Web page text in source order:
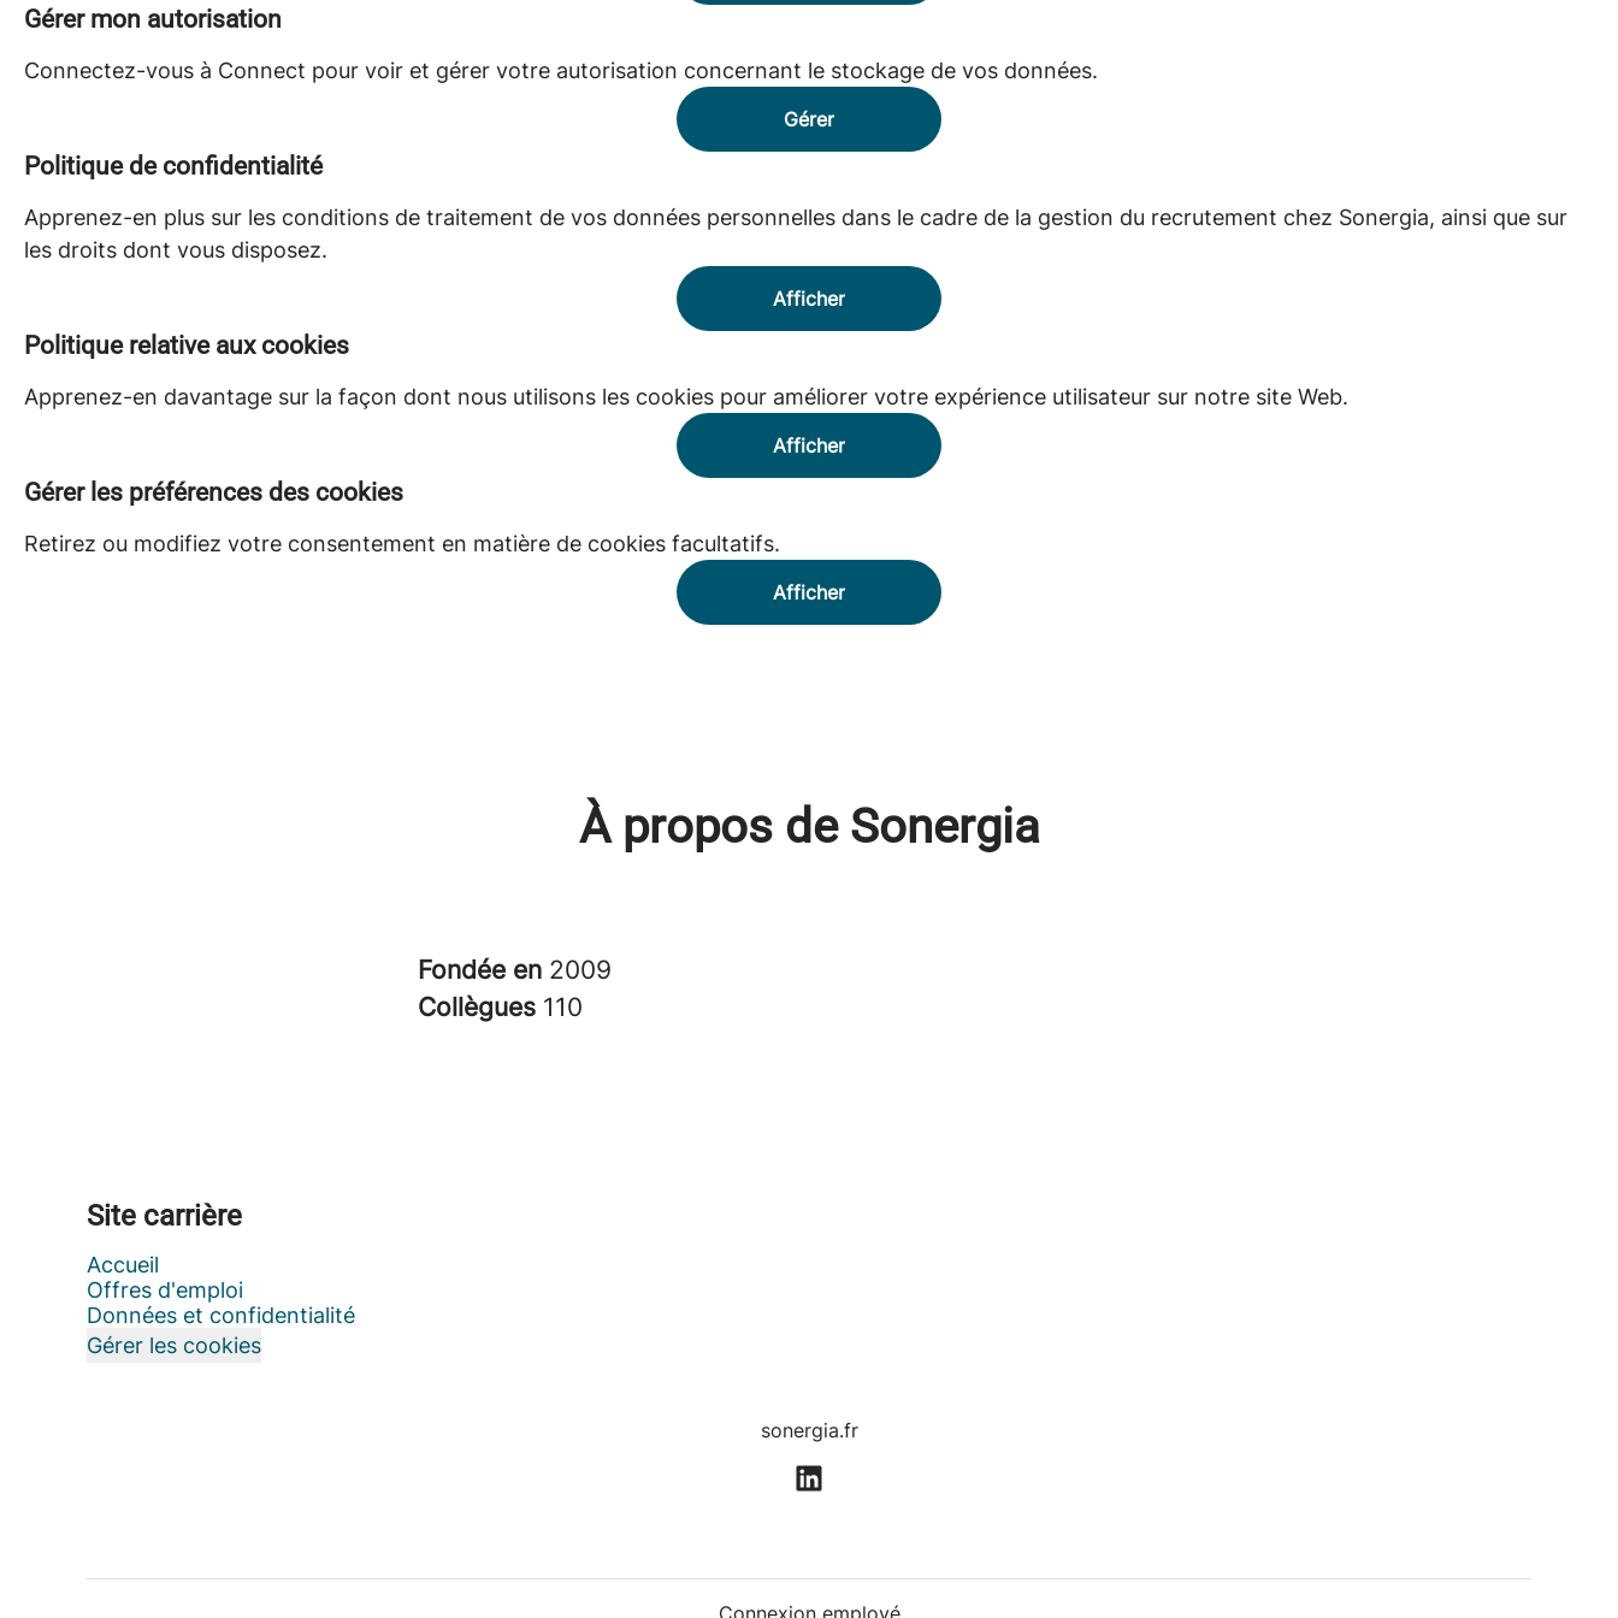
Gérer mon autorisation
Connectez-vous à Connect pour voir et gérer votre autorisation concernant le stockage de vos données.
Gérer
Politique de confidentialité
Apprenez-en plus sur les conditions de traitement de vos données personnelles dans le cadre de la gestion du recrutement chez Sonergia, ainsi que sur
les droits dont vous disposez.
Afficher
Politique relative aux cookies
Apprenez-en davantage sur la façon dont nous utilisons les cookies pour améliorer votre expérience utilisateur sur notre site Web.
Afficher
Gérer les préférences des cookies
Retirez ou modifiez votre consentement en matière de cookies facultatifs.
Afficher
À propos de Sonergia
Fondée en 2009
Collègues 110
Site carrière
Accueil
Offres d'emploi
Données et confidentialité
Gérer les cookies
sonergia.fr